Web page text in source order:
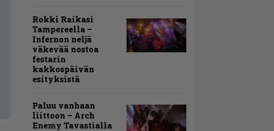
Rokki Raikasi
Tampereella –
Infernon neljä
väkevää nostoa
festarin
kakkospäivän
esityksistä
Paluu vanhaan
liittoon – Arch
Enemy Tavastialla